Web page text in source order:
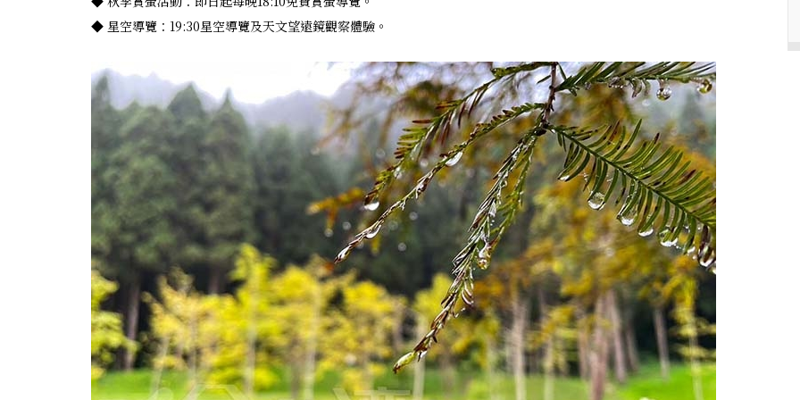
◆ 星空導覽：19:30星空導覽及天文望遠鏡觀察體驗。